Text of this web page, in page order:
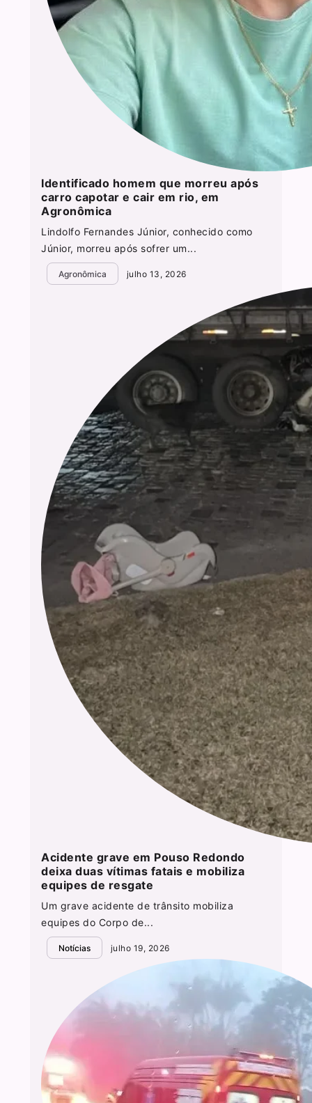
Identificado homem que morreu após
carro capotar e cair em rio, em
Agronômica
Lindolfo Fernandes Júnior, conhecido como
Júnior, morreu após sofrer um...
Agronômica julho 13, 2026
Acidente grave em Pouso Redondo
deixa duas vítimas fatais e mobiliza
equipes de resgate
Um grave acidente de trânsito mobiliza
equipes do Corpo de...
Notícias julho 19, 2026